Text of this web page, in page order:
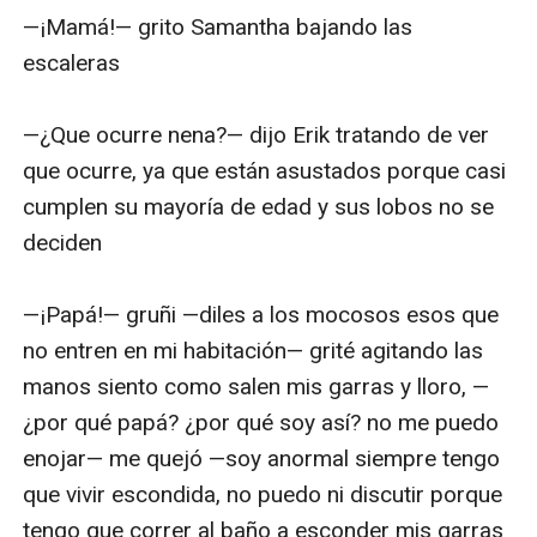
—¡Mamá!— grito Samantha bajando las
escaleras
—¿Que ocurre nena?— dijo Erik tratando de ver
que ocurre, ya que están asustados porque casi
cumplen su mayoría de edad y sus lobos no se
deciden
—¡Papá!— gruñi —diles a los mocosos esos que
no entren en mi habitación— grité agitando las
manos siento como salen mis garras y lloro, —
¿por qué papá? ¿por qué soy así? no me puedo
enojar— me quejó —soy anormal siempre tengo
que vivir escondida, no puedo ni discutir porque
tengo que correr al baño a esconder mis garras